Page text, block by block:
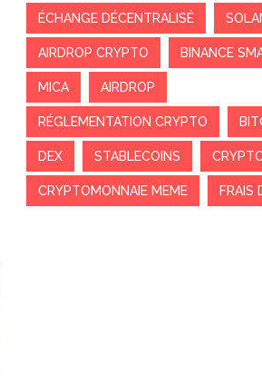
ÉCHANGE DÉCENTRALISÉ
AIRDROP CRYPTO BINANCE
MICA AIRDROP
RÉGLEMENTATION CRYPTO
DEX STABLECOINS
CRYPTOMONNAIE MEME FRAIS